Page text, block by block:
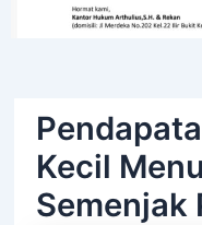
Kecil
Semenjak